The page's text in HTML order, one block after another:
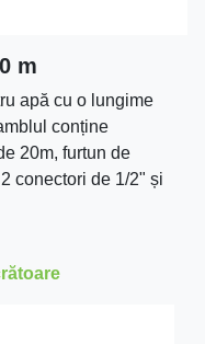
m
apă cu o lungime
conține
20m, furtun de
conectori de 1/2" și